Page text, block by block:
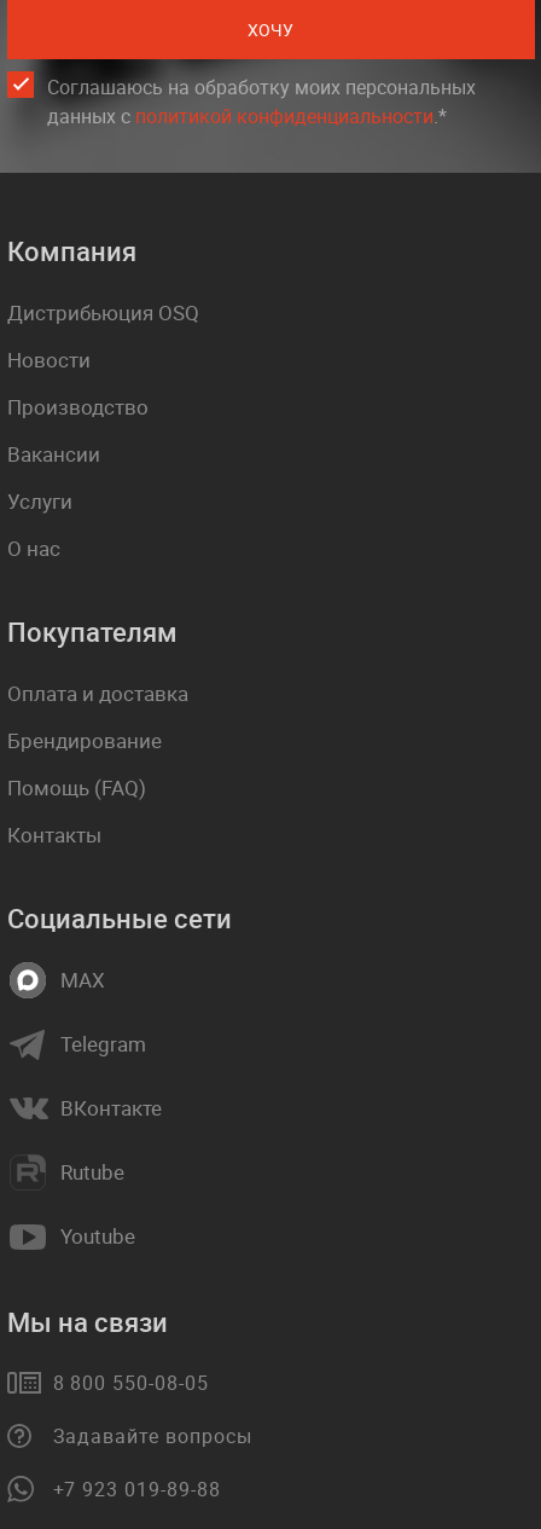
ХОЧУ
Соглашаюсь на обработку моих персональных
данных c политикой конфиденциальности.*
Компания
Дистрибьюция OSQ
Новости
Производство
Вакансии
Услуги
О нас
Покупателям
Оплата и доставка
Брендирование
Помощь (FAQ)
Контакты
Социальные сети
MAX
Telegram
ВКонтакте
Rutube
Youtube
Мы на связи
8 800 550-08-05
Задавайте вопросы
+7 923 019-89-88